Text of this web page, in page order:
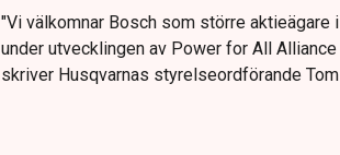
"Vi välkomnar Bosch som större aktieägare
under utvecklingen av Power for All
skriver Husqvarnas styrelseordförande